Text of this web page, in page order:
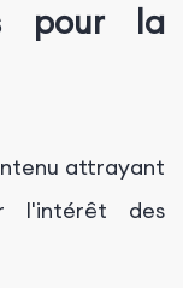
pour la
attrayant
l'intérêt des